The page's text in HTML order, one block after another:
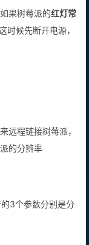
果树莓派的红灯常
时候先断开电源，
远程链接树莓派，
的分辨率
3个参数分别是分